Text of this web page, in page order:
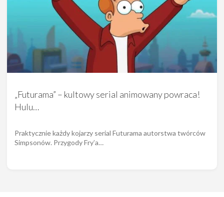
„Futurama” – kultowy serial animowany powraca!
Hulu…
Praktycznie każdy kojarzy serial Futurama autorstwa twórców
Simpsonów. Przygody Fry’a…